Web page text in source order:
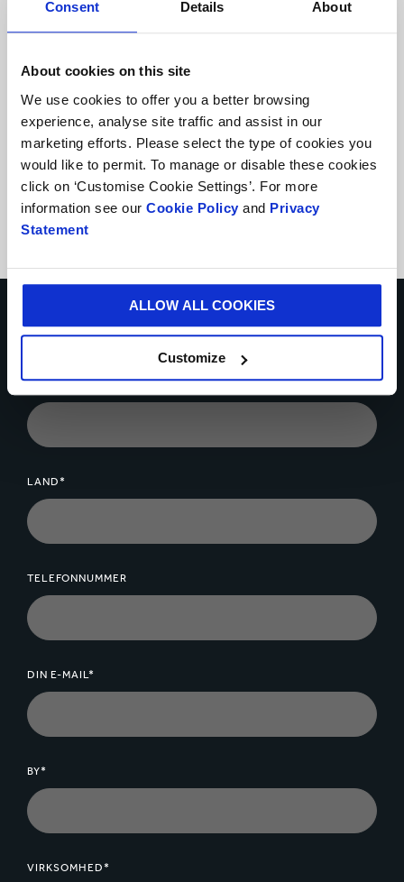
Consent Details About
About cookies on this site
We use cookies to offer you a better browsing
experience, analyse site traffic and assist in our
marketing efforts. Please select the type of cookies you
would like to permit. To manage or disable these cookies
click on ‘Customise Cookie Settings’. For more
information see our Cookie Policy and Privacy
Statement
ALLOW ALL COOKIES
Customize
flydende æg og andre
industrielle anvendelser
Aseptisk eller ren applikation
Fås i blå, gul, rød eller hvid
Kontakt os i dag
DIT NAVN*
LAND*
TELEFONNUMMER
DIN E-MAIL*
BY*
VIRKSOMHED*